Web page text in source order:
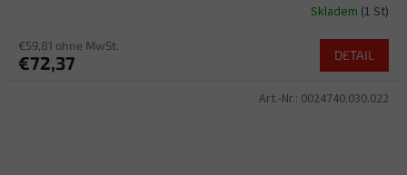
Skladem (1 St)
€59,81 ohne MwSt.
€72,37 DETAIL
Art.-Nr.: 0024740.030.022